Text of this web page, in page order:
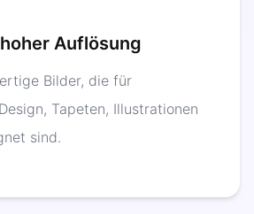
Auflösung
Bilder, die für
Tapeten, Illustrationen
sind.